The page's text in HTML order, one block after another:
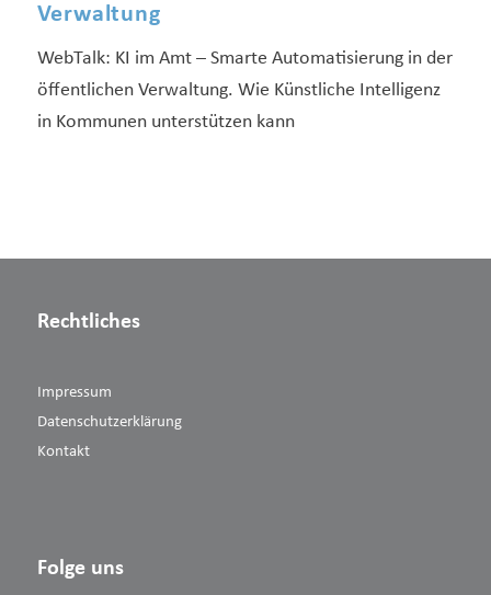
Verwaltung
WebTalk: KI im Amt – Smarte Automatisierung in der
öffentlichen Verwaltung. Wie Künstliche Intelligenz
in Kommunen unterstützen kann
Rechtliches
Impressum
Datenschutzerklärung
Kontakt
Folge uns